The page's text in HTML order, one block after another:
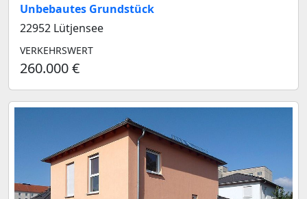
Unbebautes Grundstück
22952 Lütjensee
VERKEHRSWERT
260.000 €